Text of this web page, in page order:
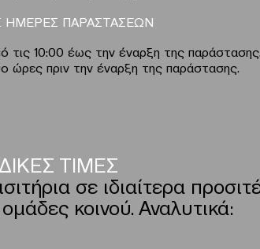
ΗΜΕΡΕΣ ΠΑΡΑΣΤΑΣΕΩΝ
τις 10:00 έως την έναρξη της παράστασης.
ώρες πριν την έναρξη της παράστασης.
ΤΙΜΕΣ
σε ιδιαίτερα
κοινού. Αναλυτικά: